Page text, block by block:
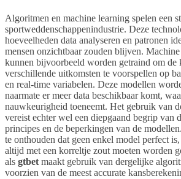
Algoritmen en machine learning spelen een
sportweddenschappenindustrie. Deze
hoeveelheden data analyseren en patronen
mensen onzichtbaar zouden blijven.
kunnen bijvoorbeeld worden getraind om de
verschillende uitkomsten te voorspellen op
en real-time variabelen. Deze modellen
naarmate er meer data beschikbaar komt,
nauwkeurigheid toeneemt. Het gebruik van
vereist echter wel een diepgaand begrip van
principes en de beperkingen van de
te onthouden dat geen enkel model perfect
altijd met een korreltje zout moeten worden
als gtbetmaakt gebruik van dergelijke
voorzien van de meest accurate